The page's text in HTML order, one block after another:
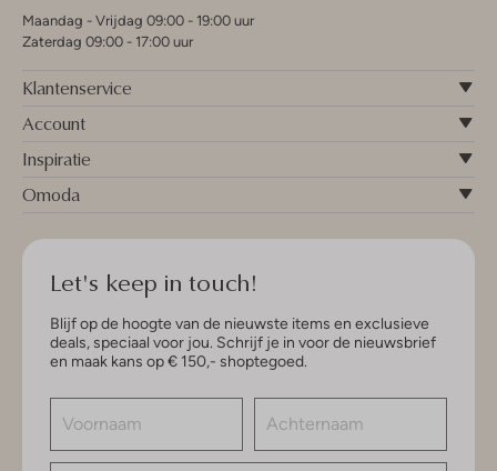
Maandag - Vrijdag 09:00 - 19:00 uur
Zaterdag 09:00 - 17:00 uur
Klantenservice
Account
Inspiratie
Omoda
Let's keep in touch!
Blijf op de hoogte van de nieuwste items en exclusieve
deals, speciaal voor jou. Schrijf je in voor de nieuwsbrief
en maak kans op € 150,- shoptegoed.